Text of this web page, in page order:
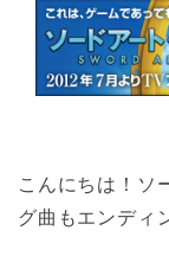
こんにちは！ソ
グ曲もエンディ